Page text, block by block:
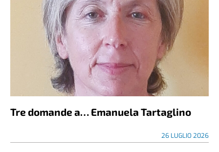
Tre domande a… Emanuela Tartaglino
26 LUGLIO 2026